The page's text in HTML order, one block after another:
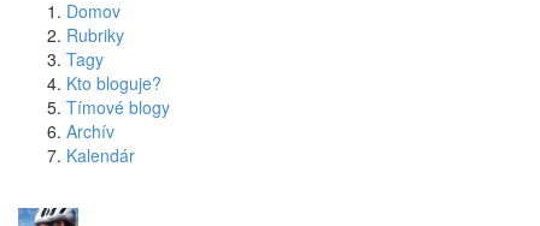
Domov
Rubriky
Tagy
Kto bloguje?
Tímové blogy
Archív
Kalendár